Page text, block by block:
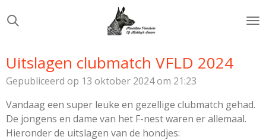
direct
hoofdinhoud
Uitslagen clubmatch VFLD 2024
Gepubliceerd op 13 oktober 2024 om 21:23
Vandaag een super leuke en gezellige clubmatch gehad.
De jongens en dame van het F-nest waren er allemaal.
Hieronder de uitslagen van de hondjes: